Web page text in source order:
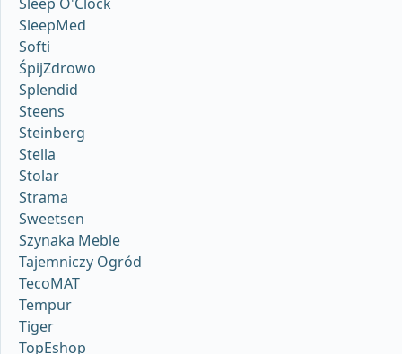
SleepMed
Softi
ŚpijZdrowo
Splendid
Steens
Steinberg
Stella
Stolar
Strama
Sweetsen
Szynaka Meble
Tajemniczy Ogród
TecoMAT
Tempur
Tiger
TopEshop